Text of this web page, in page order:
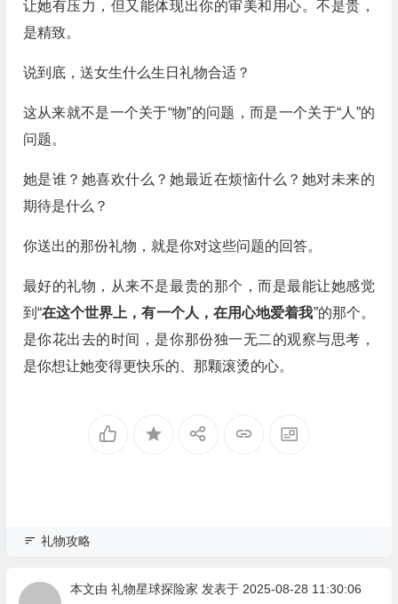
让她有压力，但又能体现出你的审美和用心。不是贵，
是精致。
说到底，送女生什么生日礼物合适？
这从来就不是一个关于“物”的问题，而是一个关于“人”的
问题。
她是谁？她喜欢什么？她最近在烦恼什么？她对未来的
期待是什么？
你送出的那份礼物，就是你对这些问题的回答。
最好的礼物，从来不是最贵的那个，而是最能让她感觉
到“在这个世界上，有一个人，在用心地爱着我”的那个。
是你花出去的时间，是你那份独一无二的观察与思考，
是你想让她变得更快乐的、那颗滚烫的心。
礼物攻略
本文由 礼物星球探险家 发表于 2025-08-28 11:30:06